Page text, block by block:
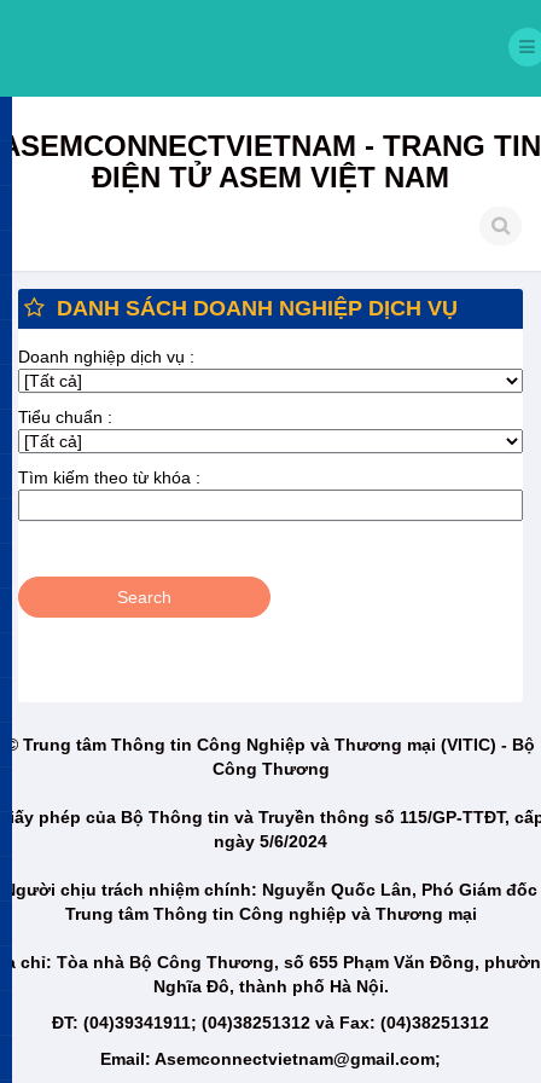
ASEMCONNECTVIETNAM - TRANG TIN
ĐIỆN TỬ ASEM VIỆT NAM
DANH SÁCH DOANH NGHIỆP DỊCH VỤ
Doanh nghiệp dịch vụ :
Tiểu chuẩn :
Tìm kiếm theo từ khóa :
© Trung tâm Thông tin Công Nghiệp và Thương mại (VITIC) - Bộ
Công Thương
phép của Bộ Thông tin và Truyền thông số 115/GP-TTĐT,
ngày 5/6/2024
Người chịu trách nhiệm chính: Nguyễn Quốc Lân, Phó Giám đốc
Trung tâm Thông tin Công nghiệp và Thương mại
chỉ: Tòa nhà Bộ Công Thương, số 655 Phạm Văn Đồng,
Nghĩa Đô, thành phố Hà Nội.
ĐT: (04)39341911; (04)38251312 và Fax: (04)38251312
Email: Asemconnectvietnam@gmail.com;